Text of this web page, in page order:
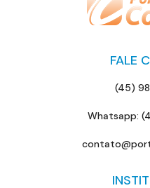
FALE
(45)
Whatsapp: